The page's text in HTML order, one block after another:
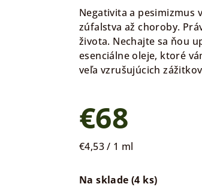
produktu
je
0,0
hviezdičiek.
Negativita a pesimizmus
zúfalstva až choroby.
života. Nechajte sa ňou
esenciálne oleje, ktoré
veľa vzrušujúcich
€68
Jednotková
€4,53 / 1 ml
Na sklade(4 ks)